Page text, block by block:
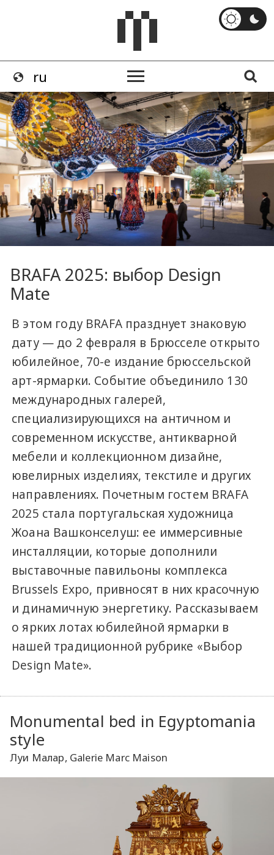
BRAFA 2025: выбор Design
Mate
В этом году BRAFA празднует знаковую
дату — до 2 февраля в Брюсселе открыто
юбилейное, 70-е издание брюссельской
арт-ярмарки. Событие объединило 130
международных галерей,
специализирующихся на античном и
современном искусстве, антикварной
мебели и коллекционном дизайне,
ювелирных изделиях, текстиле и других
направлениях. Почетным гостем BRAFA
2025 стала португальская художница
Жоана Вашконселуш: ее иммерсивные
инсталляции, которые дополнили
выставочные павильоны комплекса
Brussels Expo, привносят в них красочную
и динамичную энергетику. Рассказываем
о ярких лотах юбилейной ярмарки в
нашей традиционной рубрике «Выбор
Design Mate».
Monumental bed in Egyptomania
style
Луи Малар, Galerie Marc Maison